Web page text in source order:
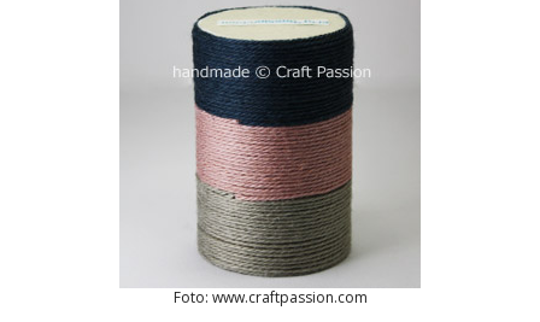
Foto: www.craftpassion.com